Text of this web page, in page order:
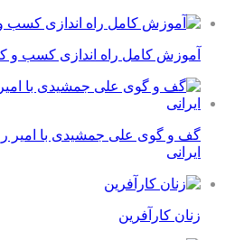
آموزش کامل راه اندازی کسب و
گف و گوی علی جمشیدی با امیر
ایرانی
زنان کارآفرین